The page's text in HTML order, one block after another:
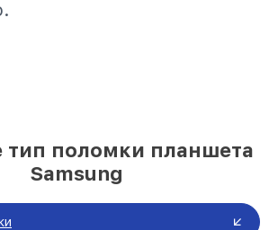
тип поломки планшета
Samsung